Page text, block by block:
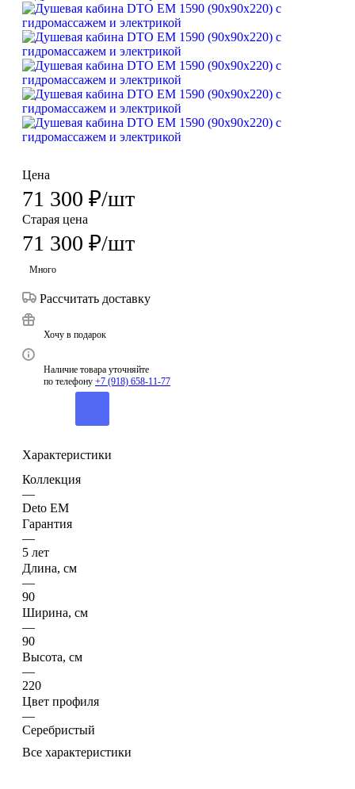
Цена
71 300 ₽/шт
Старая цена
71 300 ₽/шт
Много
Рассчитать доставку
Хочу в подарок
Наличие товара уточняйте
по телефону +7 (918) 658-11-77
Характеристики
Коллекция
—
Deto ЕМ
Гарантия
—
5 лет
Длина, см
—
90
Ширина, см
—
90
Высота, см
—
220
Цвет профиля
—
Серебристый
Все характеристики